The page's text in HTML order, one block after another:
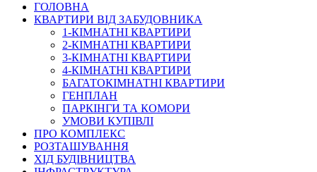
ГОЛОВНА
КВАРТИРИ ВІД ЗАБУДОВНИКА
1-КІМНАТНІ КВАРТИРИ
2-КІМНАТНІ КВАРТИРИ
3-КІМНАТНІ КВАРТИРИ
4-КІМНАТНІ КВАРТИРИ
БАГАТОКІМНАТНІ КВАРТИРИ
ГЕНПЛАН
ПАРКІНГИ ТА КОМОРИ
УМОВИ КУПІВЛІ
ПРО КОМПЛЕКС
РОЗТАШУВАННЯ
ХІД БУДІВНИЦТВА